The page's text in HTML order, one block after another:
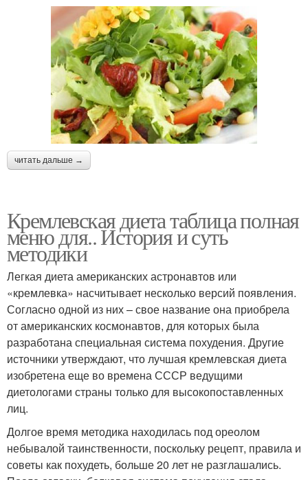
читать дальше →
Кремлевская диета таблица полная
меню для.. История и суть
методики
Легкая диета американских астронавтов или
«кремлевка» насчитывает несколько версий появления.
Согласно одной из них – свое название она приобрела
от американских космонавтов, для которых была
разработана специальная система похудения. Другие
источники утверждают, что лучшая кремлевская диета
изобретена еще во времена СССР ведущими
диетологами страны только для высокопоставленных
лиц.
Долгое время методика находилась под ореолом
небывалой таинственности, поскольку рецепт, правила и
советы как похудеть, больше 20 лет не разглашались.